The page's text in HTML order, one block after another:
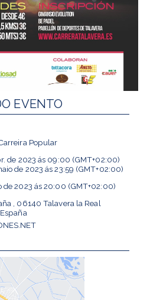
EVENTO
Popular
de 2023 ás 09:00 (GMT+02:00)
de 2023 ás23:59 (GMT+02:00)
de 2023 ás20:00 (GMT+02:00)
, 06140 Talavera la Real